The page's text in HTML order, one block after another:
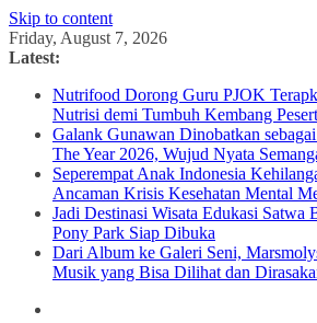
Skip to content
Friday, August 7, 2026
Latest:
Nutrifood Dorong Guru PJOK
Nutrisi demi Tumbuh Kembang
Galank Gunawan Dinobatkan
The Year 2026, Wujud Nyata
Seperempat Anak Indonesia
Ancaman Krisis Kesehatan Mental
Jadi Destinasi Wisata Edukasi Satwa
Pony Park Siap Dibuka
Dari Album ke Galeri Seni,
Musik yang Bisa Dilihat dan